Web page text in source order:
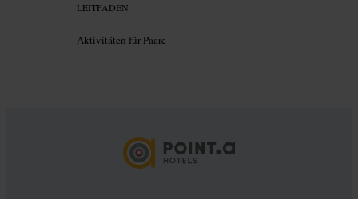
LEITFADEN
Aktivitäten für Paare